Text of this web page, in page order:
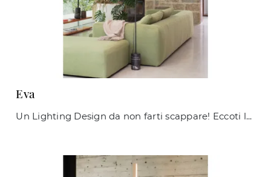
Eva
Un Lighting Design da non farti scappare! Eccoti la lampada da terra Eva di Ideal Lux.